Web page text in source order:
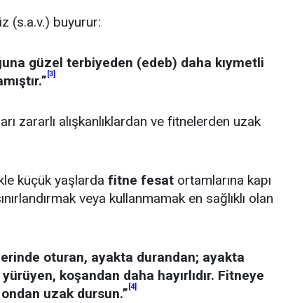
(s.a.v.) buyurur:
güzel terbiyeden (edeb) daha kıymetli
[3]
zararlı alışkanlıklardan ve fitnelerden uzak
küçük yaşlarda fitne fesat ortamlarına kapı
veya kullanmamak en sağlıklı olan
oturan, ayakta durandan; ayakta
koşandan daha hayırlıdır. Fitneye
uzak dursun.” [4]